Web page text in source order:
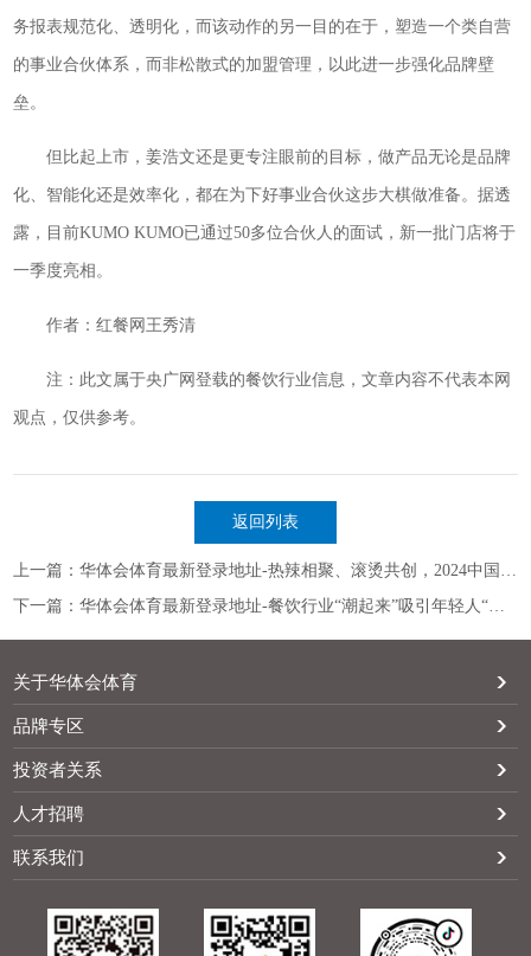
务报表规范化、透明化，而该动作的另一目的在于，塑造一个类自营
的事业合伙体系，而非松散式的加盟管理，以此进一步强化品牌壁
垒。
但比起上市，姜浩文还是更专注眼前的目标，做产品无论是品牌
化、智能化还是效率化，都在为下好事业合伙这步大棋做准备。据透
露，目前KUMO KUMO已通过50多位合伙人的面试，新一批门店将于
一季度亮相。
作者：红餐网王秀清
注：此文属于央广网登载的餐饮行业信息，文章内容不代表本网
观点，仅供参考。
返回列表
上一篇：华体会体育最新登录地址-热辣相聚、滚烫共创，2024中国餐饮食材供应链共创大会重磅来袭
下一篇：华体会体育最新登录地址-餐饮行业“潮起来”吸引年轻人“帮衬”和工作
关于华体会体育
品牌专区
投资者关系
人才招聘
联系我们